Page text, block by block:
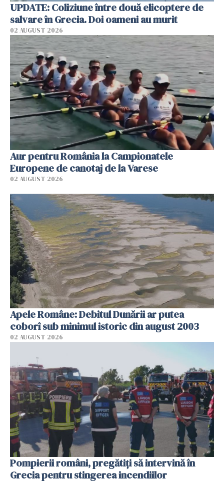
UPDATE: Coliziune între două elicoptere de
salvare în Grecia. Doi oameni au murit
02 AUGUST 2026
Aur pentru România la Campionatele
Europene de canotaj de la Varese
02 AUGUST 2026
Apele Române: Debitul Dunării ar putea
coborî sub minimul istoric din august 2003
02 AUGUST 2026
Pompierii români, pregătiţi să intervină în
Grecia pentru stingerea incendiilor